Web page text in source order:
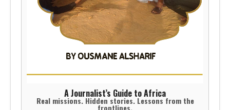
A Journalist’s Guide to Africa
Real missions. Hidden stories. Lessons from the
frontlines.